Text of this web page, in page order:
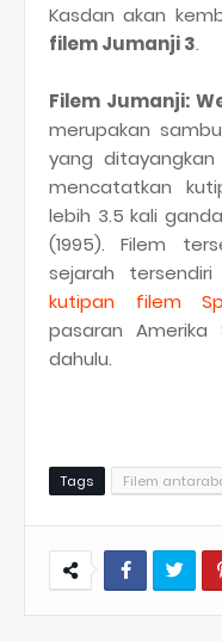
Kasdan akan
filem Jumanji 3.
Filem Jumanji:
merupakan
yang
mencatatkan
lebih 3.5 kali
(1995). Filem
sejarah
kutipan filem
pasaran
dahulu.
Tags Filem